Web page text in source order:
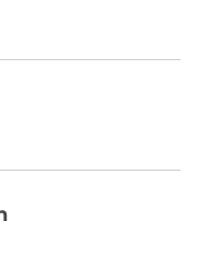
we recommend
you